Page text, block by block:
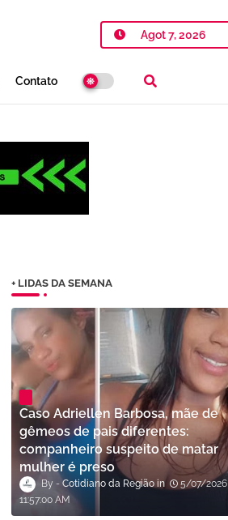
Agot 7, 2026
Contato
+ LIDAS DA SEMANA
Caso Adriellen Barbosa, mãe de
gêmeos de pais diferentes:
companheiro suspeito de matar
mulher é preso
Cotidiano da Região
5/07/2026
11:57:00 AM